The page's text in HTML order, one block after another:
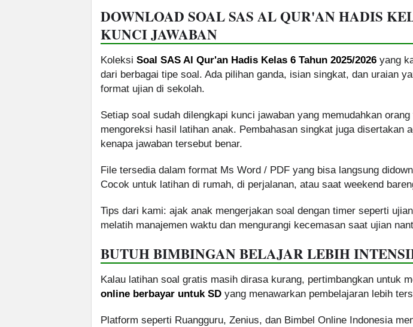
DOWNLOAD SOAL SAS AL QUR'AN HADIS
KUNCI JAWABAN
Koleksi Soal SAS Al Qur'an Hadis Kelas 6 Tahun 2025/2026 yang
dari berbagai tipe soal. Ada pilihan ganda, isian singkat, dan uraian
format ujian di sekolah.
Setiap soal sudah dilengkapi kunci jawaban yang memudahkan
mengoreksi hasil latihan anak. Pembahasan singkat juga disertakan
kenapa jawaban tersebut benar.
File tersedia dalam format Ms Word / PDF yang bisa langsung
Cocok untuk latihan di rumah, di perjalanan, atau saat weekend
Tips dari kami: ajak anak mengerjakan soal dengan timer seperti
melatih manajemen waktu dan mengurangi kecemasan saat ujian
BUTUH BIMBINGAN BELAJAR LEBIH
Kalau latihan soal gratis masih dirasa kurang, pertimbangkan untuk
online berbayar untuk SD yang menawarkan pembelajaran lebih
Platform seperti Ruangguru, Zenius, dan Bimbel Online Indonesia